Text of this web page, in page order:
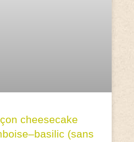
cheesecake
(sans